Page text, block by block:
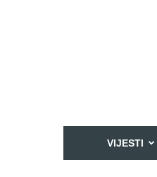
VIJESTI